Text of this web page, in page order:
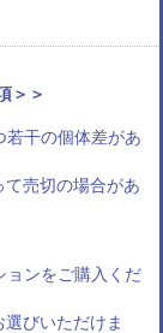
＞＞
干の個体差があ
売切の場合があ
ョンをご購入くだ
選びいただけま